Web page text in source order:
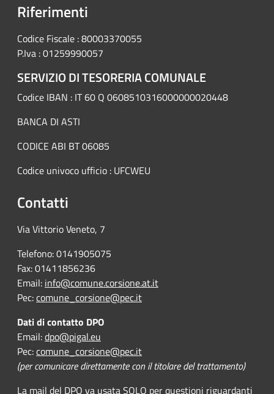
Riferimenti
Codice Fiscale : 80003370055
P.Iva : 01259990057
SERVIZIO DI TESORERIA COMUNALE
Codice IBAN : IT 60 Q 0608510316000000020448
BANCA DI ASTI
CODICE ABI BT 06085
Codice univoco ufficio : UFCWEU
Contatti
Via Vittorio Veneto, 7
Telefono: 0141905075
Fax: 01411856236
Email: info@comune.corsione.at.it
Pec:comune_corsione@pec.it
Dati di contatto DPO
Email:dpo@pigal.eu
Pec:comune_corsione@pec.it
(per comunicare direttamente con il titolare del trattamento)
La mail del DPO va usata SOLO per questioni riguardanti